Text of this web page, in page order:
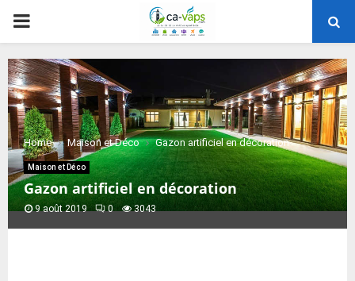
PRIMARY
MENU
Home Maison et Déco Gazon artificiel en décoration
Maison et Déco
Gazon artificiel en décoration
9 août 2019 0 3043